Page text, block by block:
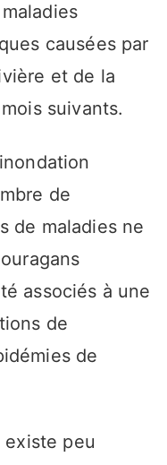
causées par
et de la
suivants.
de
de maladies ne
associés à une
de
de
existe peu